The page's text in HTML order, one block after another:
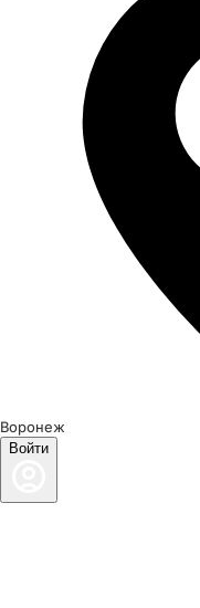
Воронеж
Войти